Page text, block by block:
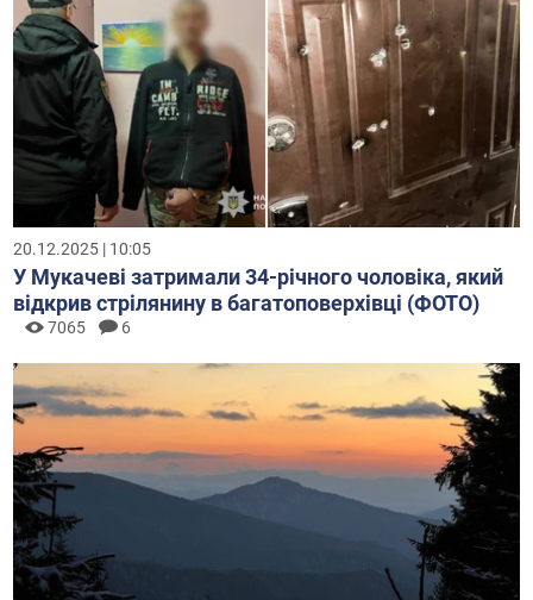
20.12.2025 | 10:05
У Мукачеві затримали 34-річного чоловіка, який
відкрив стрілянину в багатоповерхівці (ФОТО)
7065 6